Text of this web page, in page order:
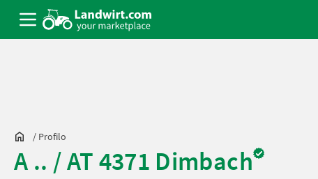
/ Profilo
A .. / AT 4371 Dimbach